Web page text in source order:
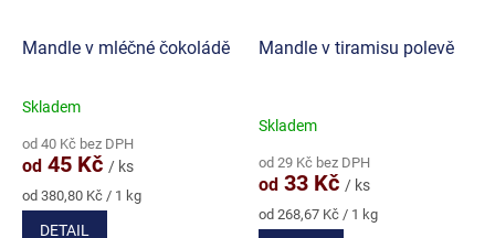
Mandle v mléčné čokoládě
Průměrné
produktu
je
5,0
z
Skladem
od 40 Kč bez DPH
od 45 Kč / ks
Měrná
cena:
od 380,80 Kč / 1 kg
DETAIL
Mandle v tiramisu polevě
Skladem
od 29 Kč bez DPH
od 33 Kč / ks
Měrná
cena:
od 268,67 Kč / 1 kg